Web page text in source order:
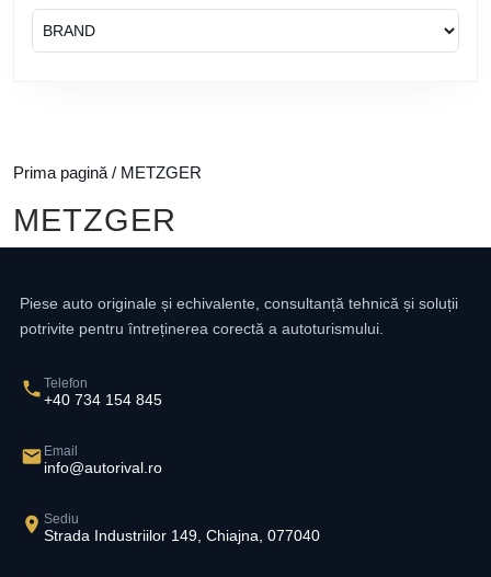
Prima pagină / METZGER
METZGER
Piese auto originale și echivalente, consultanță tehnică și soluții
potrivite pentru întreținerea corectă a autoturismului.
Telefon
+40 734 154 845
Email
info@autorival.ro
Sediu
Strada Industriilor 149, Chiajna, 077040